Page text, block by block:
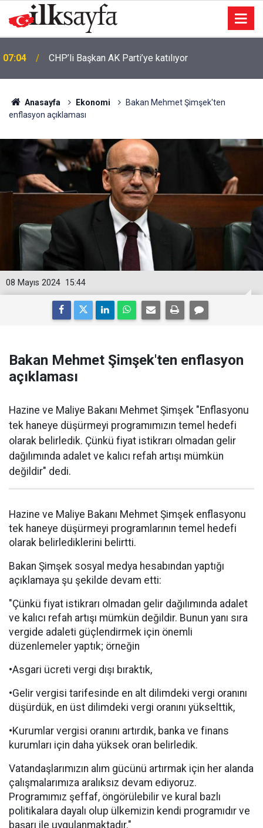
06:25
bulundu
Anasayfa Ekonomi
Bakan Mehmet Şimşek'ten
enflasyon açıklaması
15:44
08 Mayıs 2024
Bakan Mehmet Şimşek'ten enflasyon
açıklaması
Hazine ve Maliye Bakanı Mehmet Şimşek "Enflasyonu
tek haneye düşürmeyi programımızın temel hedefi
olarak belirledik. Çünkü fiyat istikrarı olmadan gelir
dağılımında adalet ve kalıcı refah artışı mümkün
değildir" dedi.
Hazine ve Maliye Bakanı Mehmet Şimşek enflasyonu
tek haneye düşürmeyi programlarının temel hedefi
olarak belirlediklerini belirtti.
Bakan Şimşek sosyal medya hesabından yaptığı
açıklamaya şu şekilde devam etti:
"Çünkü fiyat istikrarı olmadan gelir dağılımında adalet
ve kalıcı refah artışı mümkün değildir. Bunun yanı sıra
vergide adaleti güçlendirmek için önemli
düzenlemeler yaptık; örneğin
•Asgari ücreti vergi dışı bıraktık,
•Gelir vergisi tarifesinde en alt dilimdeki vergi oranını
düşürdük, en üst dilimdeki vergi oranını yükselttik,
•Kurumlar vergisi oranını artırdık, banka ve finans
kurumları için daha yüksek oran belirledik.
Vatandaşlarımızın alım gücünü artırmak için her alanda
çalışmalarımıza aralıksız devam ediyoruz.
Programımız şeffaf, öngörülebilir ve kural bazlı
politikalara dayalı olup ülkemizin kendi programıdır ve
başarı ile uygulanmaktadır."